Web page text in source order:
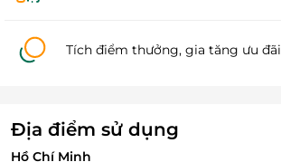
Tích điểm thưởng, gia tăng ưu đãi
Địa điểm sử dụng
Hồ Chí Minh